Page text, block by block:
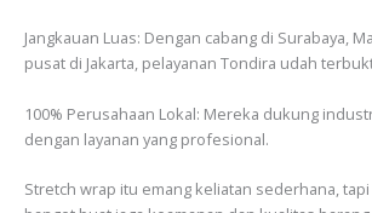
Jangkauan Luas: Dengan cabang di Surabaya,
pusat di Jakarta, pelayanan Tondira udah
100% Perusahaan Lokal: Mereka dukung
dengan layanan yang profesional.
Stretch wrap itu emang keliatan sederhana,